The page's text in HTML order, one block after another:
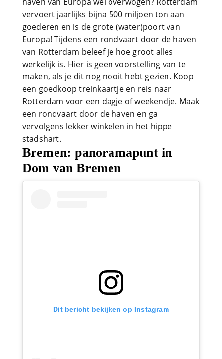
vervoert jaarlijks bijna 500 miljoen ton aan
goederen en is de grote (water)poort van
Europa! Tijdens een rondvaart door de haven
van Rotterdam beleef je hoe groot alles
werkelijk is. Hier is geen voorstelling van te
maken, als je dit nog nooit hebt gezien. Koop
een goedkoop treinkaartje en reis naar
Rotterdam voor een dagje of weekendje. Maak
een rondvaart door de haven en ga
vervolgens lekker winkelen in het hippe
stadshart.
Bremen: panoramapunt in
Dom van Bremen
Dit bericht bekijken op Instagram